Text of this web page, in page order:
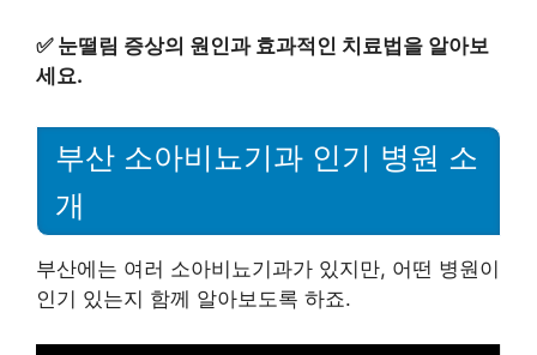
✅ 눈떨림 증상의 원인과 효과적인 치료법을 알아보
세요.
부산 소아비뇨기과 인기 병원 소
개
부산에는 여러 소아비뇨기과가 있지만, 어떤 병원이
인기 있는지 함께 알아보도록 하죠.